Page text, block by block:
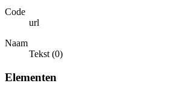
Code
url
Naam
Tekst (0)
Elementen